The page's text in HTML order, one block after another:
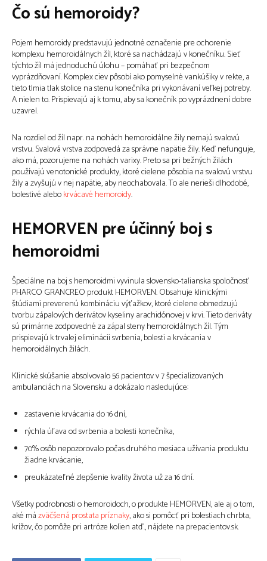
Čo sú hemoroidy?
Pojem hemoroidy predstavujú jednotné označenie pre ochorenie
komplexu hemoroidálnych žíl, ktoré sa nachádzajú v konečníku. Sieť
týchto žíl má jednoduchú úlohu – pomáhať pri bezpečnom
vyprázdňovaní. Komplex ciev pôsobí ako pomyselné vankúšiky v rekte, a
tieto tlmia tlak stolice na stenu konečníka pri vykonávaní veľkej potreby.
A nielen to. Prispievajú aj k tomu, aby sa konečník po vyprázdnení dobre
uzavrel.
Na rozdiel od žíl napr. na nohách hemoroidálne žily nemajú svalovú
vrstvu. Svalová vrstva zodpovedá za správne napätie žily. Keď nefunguje,
ako má, pozorujeme na nohách varixy. Preto sa pri bežných žilách
používajú venotonické produkty, ktoré cielene pôsobia na svalovú vrstvu
žily a zvyšujú v nej napätie, aby neochabovala. To ale nerieši dlhodobé,
bolestivé alebokrvácavé hemoroidy.
HEMORVEN pre účinný boj s
hemoroidmi
Špeciálne na boj s hemoroidmi vyvinula slovensko-talianska spoločnosť
PHARCO GRANCREO produkt HEMORVEN. Obsahuje klinickými
štúdiami preverenú kombináciu výťažkov, ktoré cielene obmedzujú
tvorbu zápalových derivátov kyseliny arachidónovej v krvi. Tieto deriváty
sú primárne zodpovedné za zápal steny hemoroidálnych žíl. Tým
prispievajú k trvalej eliminácii svrbenia, bolesti a krvácania v
hemoroidálnych žilách.
Klinické skúšanie absolvovalo 56 pacientov v 7 špecializovaných
ambulanciách na Slovensku a dokázalo nasledujúce:
zastavenie krvácania do 16 dní,
rýchla úľava od svrbenia a bolesti konečníka,
70% osôb nepozorovalo počas druhého mesiaca užívania produktu
žiadne krvácanie,
preukázateľné zlepšenie kvality života už za 16 dní.
Všetky podrobnosti o hemoroidoch, o produkte HEMORVEN, ale aj o tom,
aké mázväčšená prostata príznaky, ako si pomôcť pri bolestiach chrbta,
krížov, čo pomôže pri artróze kolien atď., nájdete na prepacientov.sk.